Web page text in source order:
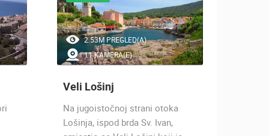
2.53M PREGLED(A)
11 KAMERA(E)
Veli Lošinj
Na jugoistočnoj strani otoka
Lošinja, ispod brda Sv. Ivan,